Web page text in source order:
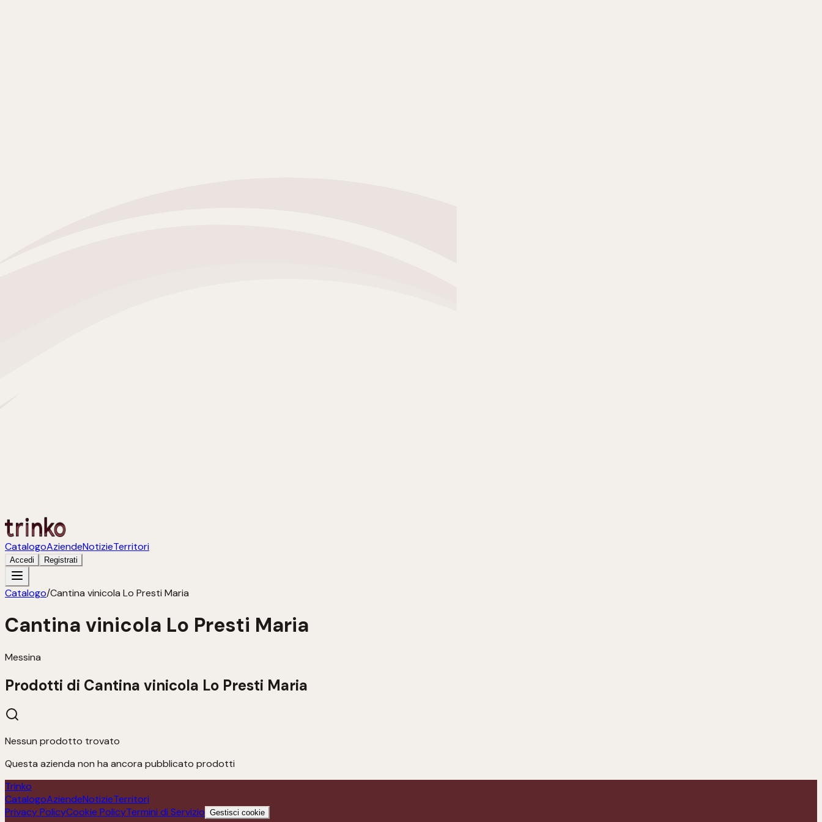
CatalogoAziendeNotizieTerritori
Accedi Registrati
Catalogo/Cantina vinicola Lo Presti Maria
Cantina vinicola Lo Presti Maria
Messina
Prodotti di Cantina vinicola Lo Presti Maria
Nessun prodotto trovato
Questa azienda non ha ancora pubblicato prodotti
Trinko
CatalogoAziendeNotizieTerritori
Privacy PolicyCookie PolicyTermini di Servizio Gestisci cookie